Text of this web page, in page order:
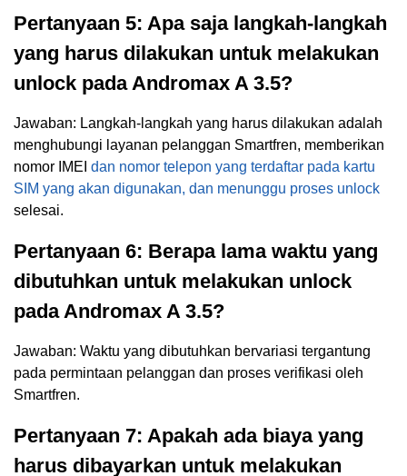
Pertanyaan 5: Apa saja langkah-langkah
yang harus dilakukan untuk melakukan
unlock pada Andromax A 3.5?
Jawaban: Langkah-langkah yang harus dilakukan adalah
menghubungi layanan pelanggan Smartfren, memberikan
nomor IMEI dan nomor telepon yang terdaftar pada kartu
SIM yang akan digunakan, dan menunggu proses unlock
selesai.
Pertanyaan 6: Berapa lama waktu yang
dibutuhkan untuk melakukan unlock
pada Andromax A 3.5?
Jawaban: Waktu yang dibutuhkan bervariasi tergantung
pada permintaan pelanggan dan proses verifikasi oleh
Smartfren.
Pertanyaan 7: Apakah ada biaya yang
harus dibayarkan untuk melakukan